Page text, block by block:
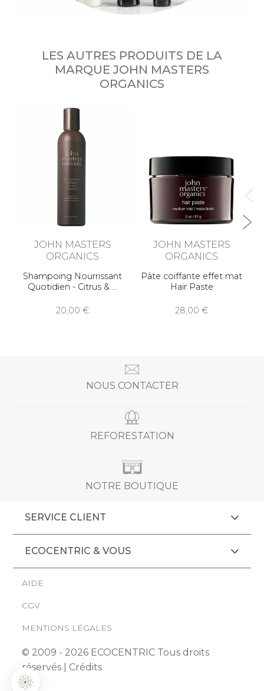
LES AUTRES PRODUITS DE LA
MARQUE JOHN MASTERS
ORGANICS
JOHN MASTERS
ORGANICS
Shampoing Nourrissant
Quotidien - Citrus &
20,00
JOHN MASTERS
ORGANICS
Pâte coiffante effet mat
Hair Paste
28,00
NOUS CONTACTER
REFORESTATION
NOTRE BOUTIQUE
SERVICE CLIENT
ECOCENTRIC & VOUS
AIDE
CGV
MENTIONS LÉGALES
© 2009 - 2026 ECOCENTRIC Tous droits
réservés | Crédits